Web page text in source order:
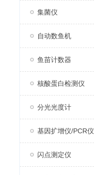
集菌仪
自动数鱼机
鱼苗计数器
核酸蛋白检测仪
分光光度计
基因扩增仪/PCR仪
闪点测定仪